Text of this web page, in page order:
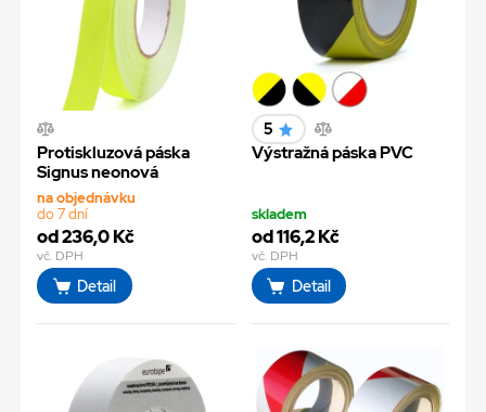
Protiskluzová páska
Signus neonová
na objednávku
do 7 dní
od 236,0 Kč
vč. DPH
Detail
5
Výstražná páska PVC
skladem
od 116,2 Kč
vč. DPH
Detail